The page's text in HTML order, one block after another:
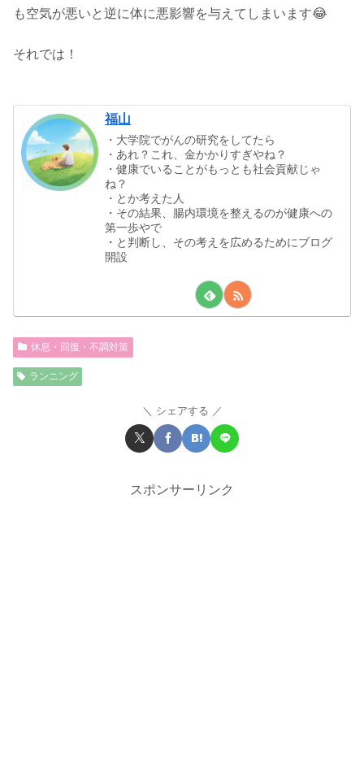
も空気が悪いと逆に体に悪影響を与えてしまいます😂
それでは！
福山
・大学院でがんの研究をしてたら
・あれ？これ、金かかりすぎやね？
・健康でいることがもっとも社会貢献じゃ
ね？
・とか考えた人
・その結果、腸内環境を整えるのが健康への
第一歩やで
・と判断し、その考えを広めるためにブログ
開設
休息・回復・不調対策
ランニング
シェアする
スポンサーリンク